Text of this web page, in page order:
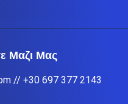
Μαζι Μας
// +30 697 377 2143